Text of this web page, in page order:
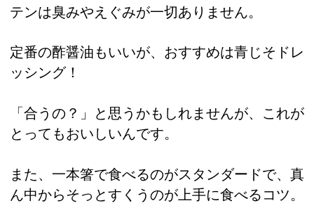
テンは臭みやえぐみが一切ありません。
定番の酢醤油もいいが、おすすめは青じそドレ
ッシング！
「合うの？」と思うかもしれませんが、これが
とってもおいしいんです。
また、一本箸で食べるのがスタンダードで、真
ん中からそっとすくうのが上手に食べるコツ。